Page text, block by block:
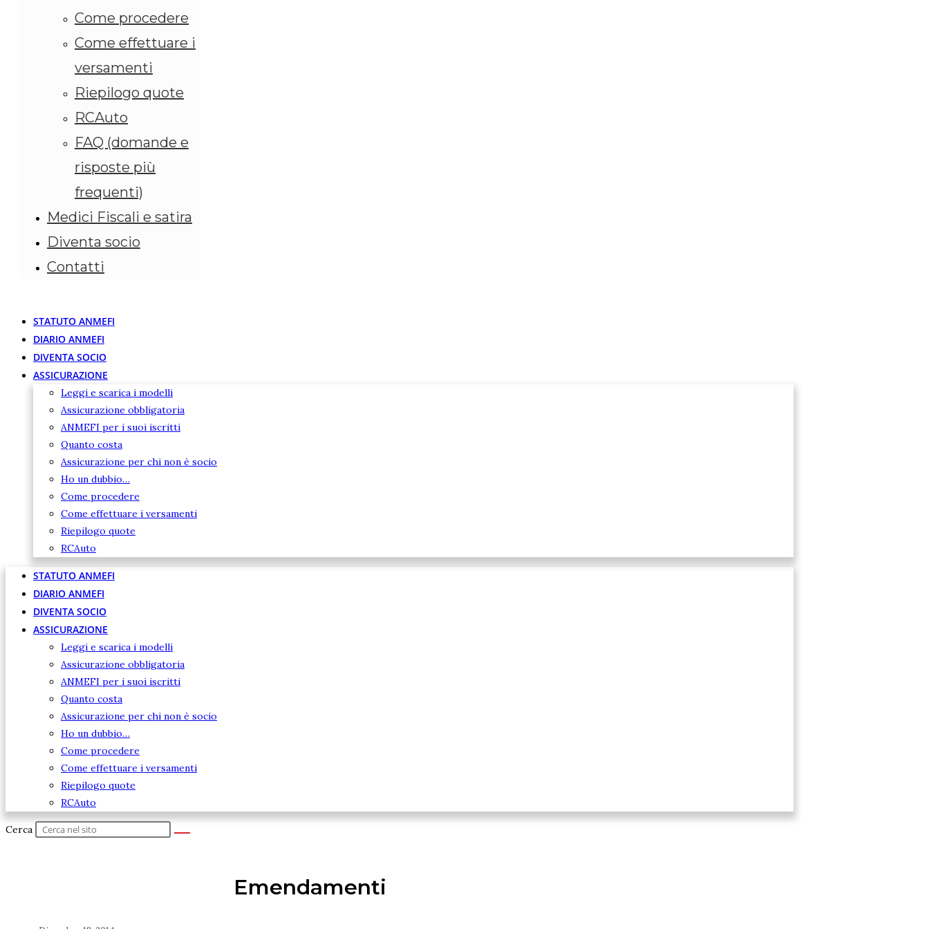
Come procedere
Come effettuare i
versamenti
Riepilogo quote
RCAuto
FAQ (domande e
risposte più
frequenti)
Medici Fiscali e satira
Diventa socio
Contatti
STATUTO ANMEFI
DIARIO ANMEFI
DIVENTA SOCIO
ASSICURAZIONE
Leggi e scarica i modelli
Assicurazione obbligatoria
ANMEFI per i suoi iscritti
Quanto costa
Assicurazione per chi non è socio
Ho un dubbio…
Come procedere
Come effettuare i versamenti
Riepilogo quote
RCAuto
STATUTO ANMEFI
DIARIO ANMEFI
DIVENTA SOCIO
ASSICURAZIONE
Leggi e scarica i modelli
Assicurazione obbligatoria
ANMEFI per i suoi iscritti
Quanto costa
Assicurazione per chi non è socio
Ho un dubbio…
Come procedere
Come effettuare i versamenti
Riepilogo quote
RCAuto
Cerca
Emendamenti